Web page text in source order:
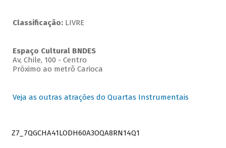
Classificação: LIVRE
Espaço Cultural BNDES
Av, Chile, 100 - Centro
Próximo ao metrô Carioca
Veja as outras atrações do Quartas Instrumentais
Z7_7QGCHA41LODH60A3OQA8RN14Q1